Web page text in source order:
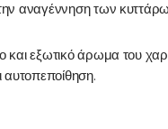
αναγέννηση των
και εξωτικό άρωμα του
αυτοπεποίθηση.